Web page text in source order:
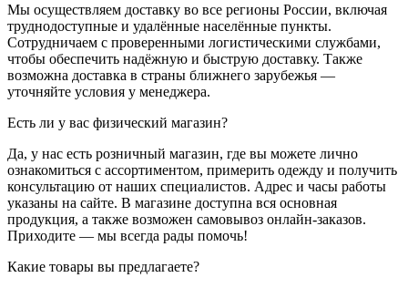
Мы осуществляем доставку во все регионы России, включая
труднодоступные и удалённые населённые пункты.
Сотрудничаем с проверенными логистическими службами,
чтобы обеспечить надёжную и быструю доставку. Также
возможна доставка в страны ближнего зарубежья —
уточняйте условия у менеджера.
Есть ли у вас физический магазин?
Да, у нас есть розничный магазин, где вы можете лично
ознакомиться с ассортиментом, примерить одежду и получить
консультацию от наших специалистов. Адрес и часы работы
указаны на сайте. В магазине доступна вся основная
продукция, а также возможен самовывоз онлайн-заказов.
Приходите — мы всегда рады помочь!
Какие товары вы предлагаете?